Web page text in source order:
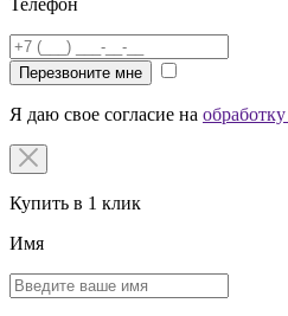
Телефон
Перезвоните мне
Я даю свое согласие на
Купить в 1 клик
Имя